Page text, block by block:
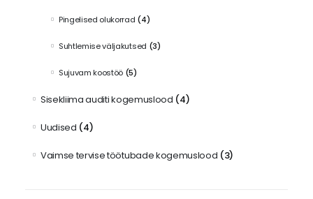
Pingelised olukorrad (4)
Suhtlemise väljakutsed (3)
Sujuvam koostöö (5)
Sisekliima auditi kogemuslood (4)
Uudised (4)
Vaimse tervise töötubade kogemuslood (3)